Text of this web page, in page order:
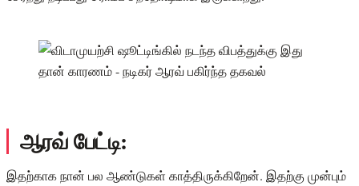
ஆரவ் பேட்டி:
இதற்காக நான் பல ஆண்டுகள் காத்திருக்கிறேன். இதற்கு முன்பும்